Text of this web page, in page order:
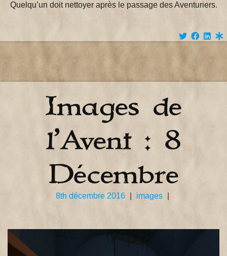
Quelqu’un doit nettoyer après le passage des Aventuriers.
Images de
l’Avent : 8
Décembre
8th décembre 2016 images